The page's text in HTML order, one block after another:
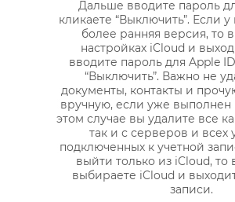
Дальше вводите пароль
кликаете “Выключить”. Если у
более ранняя версия, то
настройках iCloud и
вводите пароль для Apple
“Выключить”. Важно не
документы, контакты и
вручную, если уже выполнен
этом случае вы удалите все
так и с серверов и всех
подключенных к учетной
выйти только из iCloud, то
выбираете iCloud и
записи.